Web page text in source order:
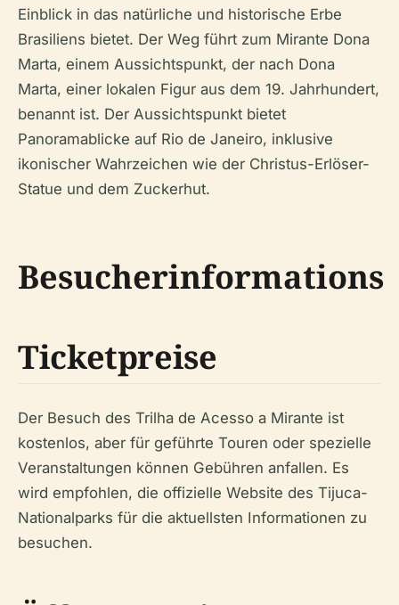
Einblick in das natürliche und historische Erbe
Brasiliens bietet. Der Weg führt zum Mirante Dona
Marta, einem Aussichtspunkt, der nach Dona
Marta, einer lokalen Figur aus dem 19. Jahrhundert,
benannt ist. Der Aussichtspunkt bietet
Panoramablicke auf Rio de Janeiro, inklusive
ikonischer Wahrzeichen wie der Christus-Erlöser-
Statue und dem Zuckerhut.
Besucherinformations
Ticketpreise
Der Besuch des Trilha de Acesso a Mirante ist
kostenlos, aber für geführte Touren oder spezielle
Veranstaltungen können Gebühren anfallen. Es
wird empfohlen, die offizielle Website des Tijuca-
Nationalparks für die aktuellsten Informationen zu
besuchen.